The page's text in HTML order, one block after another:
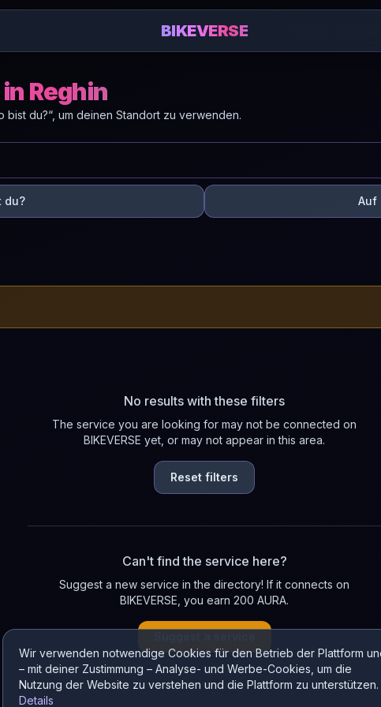
Wir verwenden notwendige Cookies für den Betrieb der Plattform
– mit deiner Zustimmung – Analyse- und Werbe-Cookies, um die
Nutzung der Website zu verstehen und die Plattform zu unterstützen.
Details
BIKEVERSE
Reghin
du?“, um deinen Standort zu verwenden.
du? Auf
No results with these filters
The service you are looking for may not be connected on
BIKEVERSE yet, or may not appear in this area.
Reset filters
Can't find the service here?
Suggest a new service in the directory! If it connects on
BIKEVERSE, you earn 200 AURA.